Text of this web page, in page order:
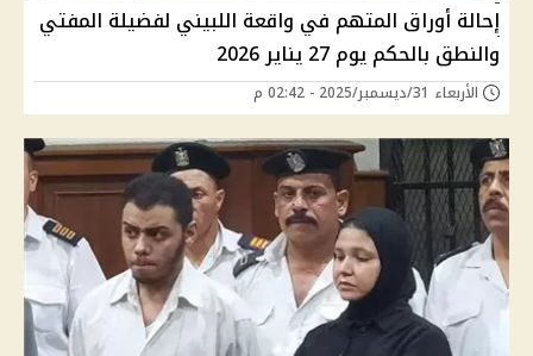
إحالة أوراق المتهم في واقعة اللبيني لفضيلة المفتي
والنطق بالحكم يوم 27 يناير 2026
الأربعاء 31/ديسمبر/2025 - 02:42 م